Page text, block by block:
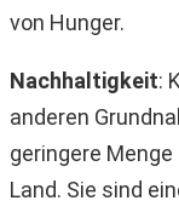
von Hunger.
Nachhaltigkeit:
anderen
geringere
Land. Sie sind